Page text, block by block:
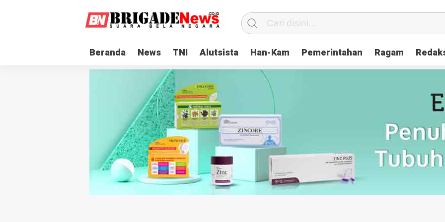
Beranda News TNI Alutsista Han-Kam Pemerintahan Ragam